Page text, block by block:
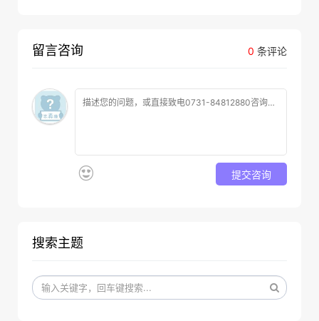
0 条评论
留言咨询
提交咨询
搜索主题